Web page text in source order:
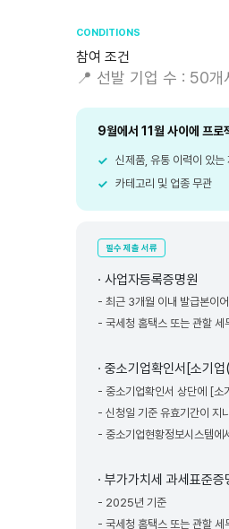
CONDITIONS
참여 조건
📍 선발 기업 수 : 50개
9월에서 11월 사이에 프로
✓ 신제품, 유통 이력이 있는
✓ 카테고리 및 업종 무관
필수 제출 서류
· 사업자등록증명원
- 최근 3개월 이내 발급본
- 국세청 홈택스 또는
· 중소기업확인서[소기
- 중소기업확인서 상단에 [
- 신청일 기준 유효기간이
- 중소기업현황정보시스템
· 부가가치세 과세표준
- 2025년 기준
- 국세청 홈택스 또는 관할 세